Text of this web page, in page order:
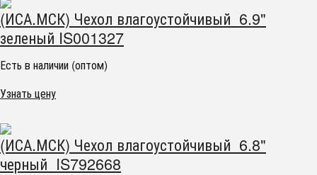
(ИСА.МСК) Чехол влагоустойчивый 6.9"
зеленый IS001327
Есть в наличии (оптом)
Узнать цену
(ИСА.МСК) Чехол влагоустойчивый 6.8"
черный IS792668